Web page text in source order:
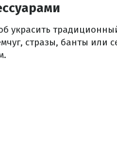
украсить
стразы, банты или